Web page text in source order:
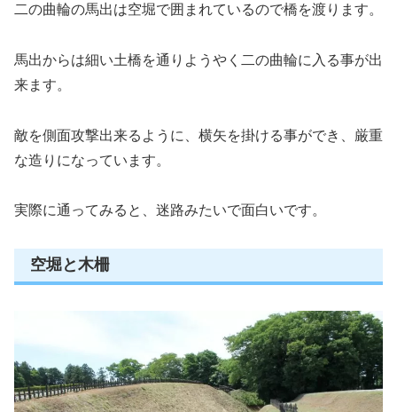
二の曲輪の馬出は空堀で囲まれているので橋を渡ります。
馬出からは細い土橋を通りようやく二の曲輪に入る事が出
来ます。
敵を側面攻撃出来るように、横矢を掛ける事ができ、厳重
な造りになっています。
実際に通ってみると、迷路みたいで面白いです。
空堀と木柵